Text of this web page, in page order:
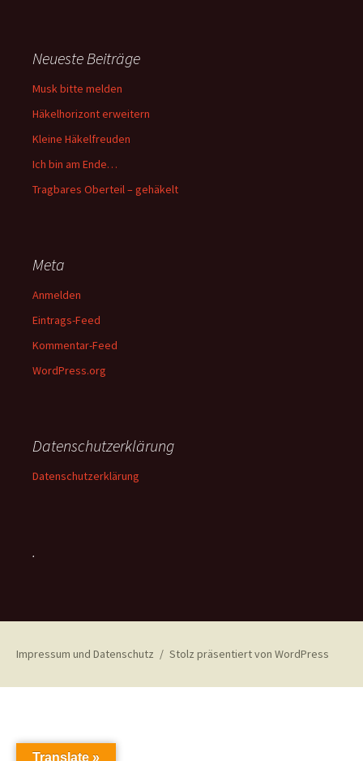
Neueste Beiträge
Musk bitte melden
Häkelhorizont erweitern
Kleine Häkelfreuden
Ich bin am Ende…
Tragbares Oberteil – gehäkelt
Meta
Anmelden
Eintrags-Feed
Kommentar-Feed
WordPress.org
Datenschutzerklärung
Datenschutzerklärung
.
Impressum und Datenschutz Stolz präsentiert von WordPress
Translate »